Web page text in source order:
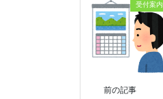
受付案内
前の記事